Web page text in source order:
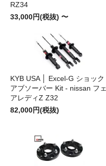
RZ34
33,000円(税抜) 〜
KYB USA │ Excel‑G ショック
アブソーバー Kit - nissan フェ
アレディZ Z32
82,000円(税抜)